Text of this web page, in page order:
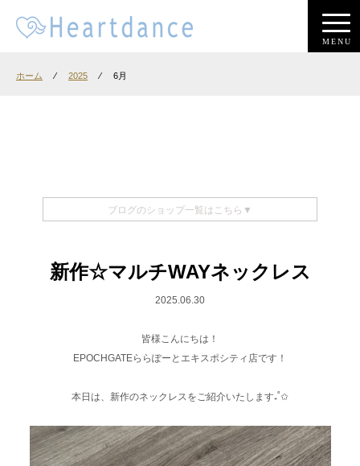
MENU
ホーム ⁄ 2025 ⁄ 6月
ブログのショップ一覧はこちら▼
新作‪☆マルチWAYネックレス
2025.06.30
皆様こんにちは！
EPOCHGATEららぽーとエキスポシティ店です！
本日は、新作のネックレスをご紹介いたします₊˚✩